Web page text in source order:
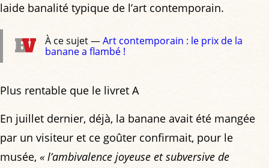
laide banalité typique de l’art contemporain.
À ce sujet —Art contemporain : le prix de la
banane a flambé !
Plus rentable que le livret A
En juillet dernier, déjà, la banane avait été mangée
par un visiteur et ce goûter confirmait, pour le
musée, « l’ambivalence joyeuse et subversive de